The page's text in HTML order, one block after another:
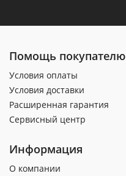
Помощь покупателю
Условия оплаты
Условия доставки
Расширенная гарантия
Сервисный центр
Информация
О компании